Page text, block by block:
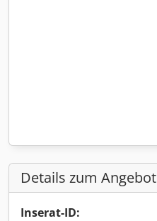
Details zum Angebot
Inserat-ID: